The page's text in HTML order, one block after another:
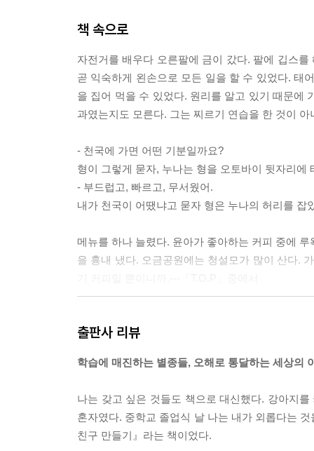
책 속으로
자전거를 배우다 오른팔에 금이 갔다. 팔에 깁스
곧 익숙하게 왼손으로 모든 일을 할 수 있었다. 태
을 집어 먹을 수 있었다. 원리를 알고 있기 때문에
과였는지도 모른다. 그는 찌르기 연습을 한 것이
- 천국에 가면 어떤 기분일까요?
형이 그렇게 묻자, 누나는 형을 오토바이 뒷자리
- 부드럽고, 빠르고, 무서웠어.
내가 천국이 어땠냐고 묻자 형은 누나의 허리를
메뉴를 하나 늘렸다. 윤아가 좋아하는 커피 중에
을 흉내 냈다. 오금공원에는 청설모가 많이 산다.
다음 날, 그는 소음 측정기를 사서 거실 벽에 붙였
어쩌면 답은 정해져 있는지도 모른다. 엘로힘이
에 존재할 수조차 없다.---「조선의 집시」중에서
출판사 리뷰
학습에 매진하는 별종들, 오해로 통달하는 세상의
나는 갖고 싶은 것들도 책으로 대신했다. 강아지
혼자였다. 중학교 졸업식 날 나는 내가 외롭다는
친구 만들기』라는 책이었다.